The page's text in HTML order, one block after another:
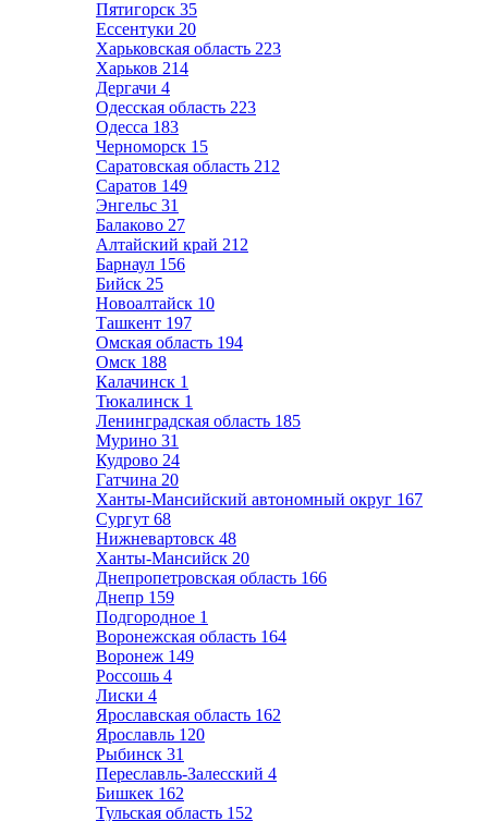
Пятигорск 35
Ессентуки 20
Харьковская область 223
Харьков 214
Дергачи 4
Одесская область 223
Одесса 183
Черноморск 15
Саратовская область 212
Саратов 149
Энгельс 31
Балаково 27
Алтайский край 212
Барнаул 156
Бийск 25
Новоалтайск 10
Ташкент 197
Омская область 194
Омск 188
Калачинск 1
Тюкалинск 1
Ленинградская область 185
Мурино 31
Кудрово 24
Гатчина 20
Ханты-Мансийский автономный округ 167
Сургут 68
Нижневартовск 48
Ханты-Мансийск 20
Днепропетровская область 166
Днепр 159
Подгородное 1
Воронежская область 164
Воронеж 149
Россошь 4
Лиски 4
Ярославская область 162
Ярославль 120
Рыбинск 31
Переславль-Залесский 4
Бишкек 162
Тульская область 152